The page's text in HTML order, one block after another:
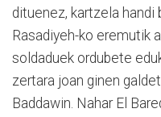
dituenez, kartzela handi
Rasadiyeh-ko eremutik
soldaduek ordubete
zertara joan ginen
Baddawin. Nahar El